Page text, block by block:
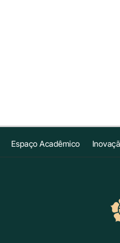
Espaço Acadêmico